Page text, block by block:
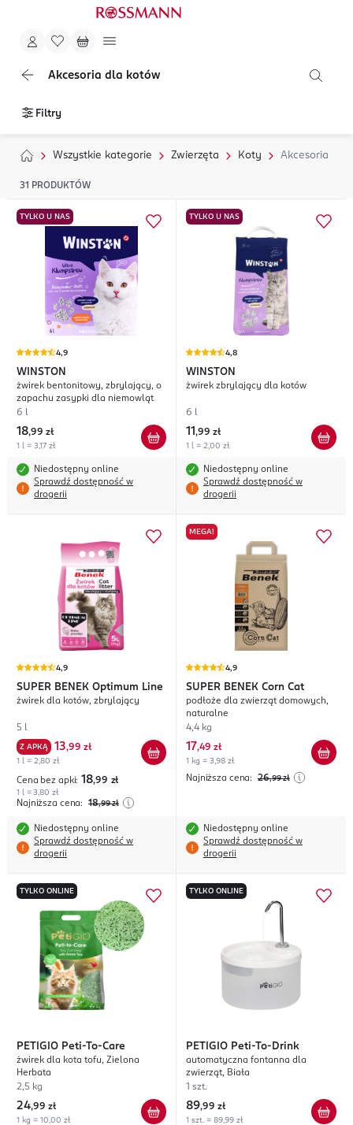
Akcesoria dla kotów
Filtry
Wszystkie kategorie Zwierzęta Koty Akcesoria
31 PRODUKTÓW
TYLKO U NAS
4,9
WINSTON
żwirek bentonitowy, zbrylający, o
zapachu zasypki dla niemowląt
6 l
18,99 zł
1 l = 3,17 zł
Niedostępny online
Sprawdź dostępność w
drogerii
TYLKO U NAS
4,8
WINSTON
żwirek zbrylający dla kotów
6 l
11 ,99 zł
1 l = 2,00 zł
Niedostępny online
Sprawdź dostępność w
drogerii
4,9
SUPER BENEK Optimum Line
żwirek dla kotów, zbrylający
5 l
Z APKĄ 13,99 zł
1 l = 2,80 zł
Cena bez apki: 18,99 zł
1 l = 3,80 zł
Najniższa cena: 18,99 zł
Niedostępny online
Sprawdź dostępność w
drogerii
MEGA!
4,9
SUPER BENEK Corn Cat
podłoże dla zwierząt domowych,
naturalne
4,4 kg
17,49 zł
1 kg = 3,98 zł
Najniższa cena: 26,99 zł
Niedostępny online
Sprawdź dostępność w
drogerii
TYLKO ONLINE
PETIGIO Peti-To-Care
żwirek dla kota tofu, Zielona
Herbata
2,5 kg
24,99 zł
1 kg = 10,00 zł
TYLKO ONLINE
PETIGIO Peti-To-Drink
automatyczna fontanna dla
zwierząt, Biała
1 szt.
89,99 zł
1 szt. = 89,99 zł